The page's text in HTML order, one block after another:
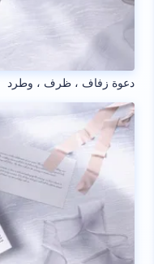
دعوة زفاف ، ظرف ، وطرد